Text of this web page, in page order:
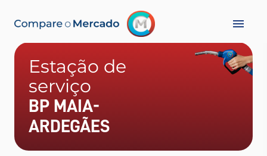
Estação de
serviço
BP MAIA-
ARDEGÃES